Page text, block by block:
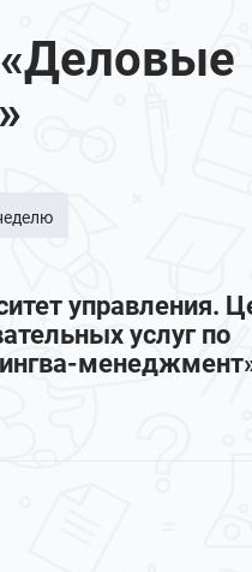
управления.
услуг по